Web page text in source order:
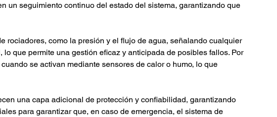
un seguimiento continuo del estado del sistema, garantizando que
rociadores, como la presión y el flujo de agua, señalando cualquier
que permite una gestión eficaz y anticipada de posibles fallos. Por
se activan mediante sensores de calor o humo, lo que
una capa adicional de protección y confiabilidad, garantizando
para garantizar que, en caso de emergencia, el sistema de